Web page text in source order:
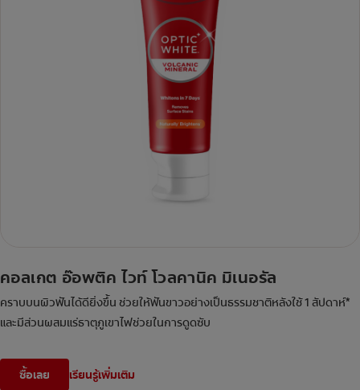
คอลเกต อ๊อพติค ไวท์ โวลคานิค มิเนอรัล
คราบบนผิวฟันได้ดียิ่งขึ้น ช่วยให้ฟันขาวอย่างเป็นธรรมชาติหลังใช้ 1 สัปดาห์*
และมีส่วนผสมแร่ธาตุภูเขาไฟช่วยในการดูดซับ
ซื้อเลย เรียนรู้เพิ่มเติม